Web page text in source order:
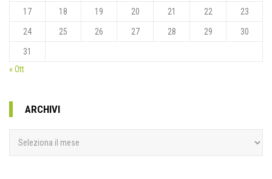
17 18 19 20 21 22 23
24 25 26 27 28 29 30
31
« Ott
ARCHIVI